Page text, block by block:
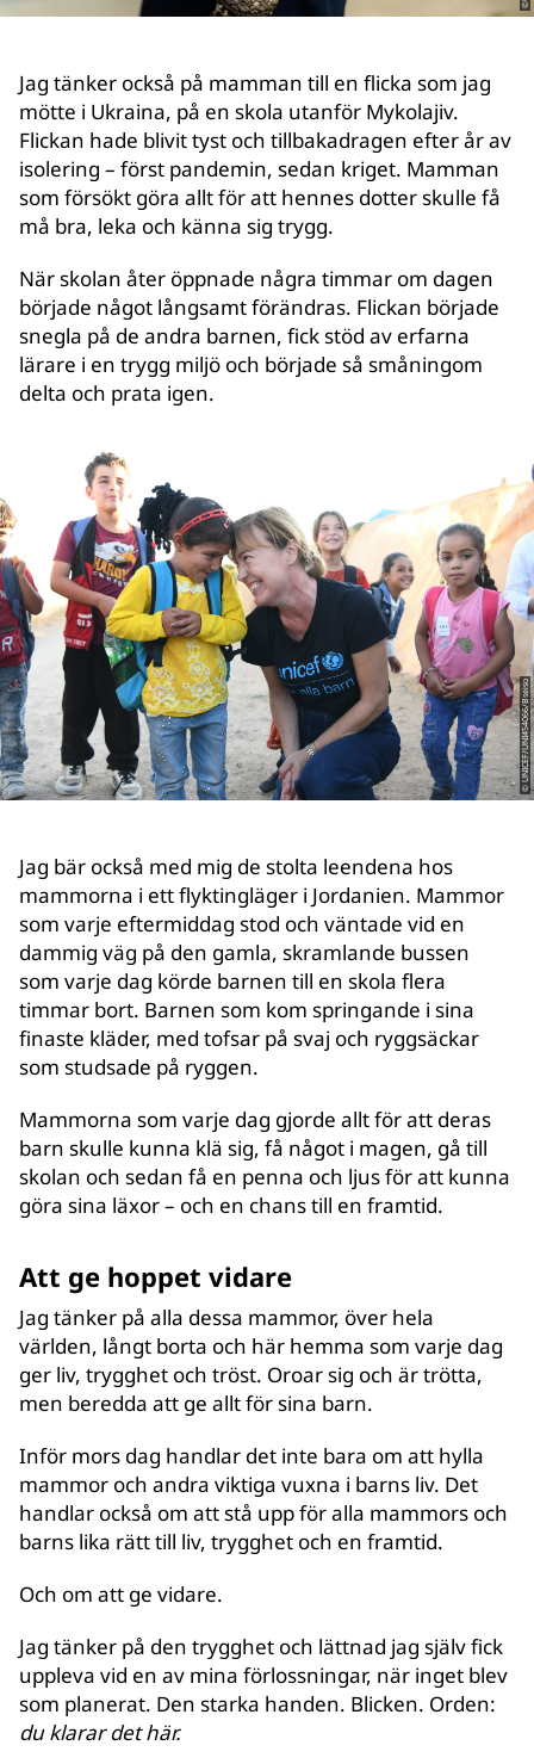
Jag tänker också på mamman till en flicka som jag
mötte i Ukraina, på en skola utanför Mykolajiv.
Flickan hade blivit tyst och tillbakadragen efter år av
isolering – först pandemin, sedan kriget. Mamman
som försökt göra allt för att hennes dotter skulle få
må bra, leka och känna sig trygg.
När skolan åter öppnade några timmar om dagen
började något långsamt förändras. Flickan började
snegla på de andra barnen, fick stöd av erfarna
lärare i en trygg miljö och började så småningom
delta och prata igen.
© UNICEF/UNI454066/Bseiso
Jag bär också med mig de stolta leendena hos
mammorna i ett flyktingläger i Jordanien. Mammor
som varje eftermiddag stod och väntade vid en
dammig väg på den gamla, skramlande bussen
som varje dag körde barnen till en skola flera
timmar bort. Barnen som kom springande i sina
finaste kläder, med tofsar på svaj och ryggsäckar
som studsade på ryggen.
Mammorna som varje dag gjorde allt för att deras
barn skulle kunna klä sig, få något i magen, gå till
skolan och sedan få en penna och ljus för att kunna
göra sina läxor – och en chans till en framtid.
Att ge hoppet vidare
Jag tänker på alla dessa mammor, över hela
världen, långt borta och här hemma som varje dag
ger liv, trygghet och tröst. Oroar sig och är trötta,
men beredda att ge allt för sina barn.
Inför mors dag handlar det inte bara om att hylla
mammor och andra viktiga vuxna i barns liv. Det
handlar också om att stå upp för alla mammors och
barns lika rätt till liv, trygghet och en framtid.
Och om att ge vidare.
Jag tänker på den trygghet och lättnad jag själv fick
uppleva vid en av mina förlossningar, när inget blev
som planerat. Den starka handen. Blicken. Orden:
du klarar det här.